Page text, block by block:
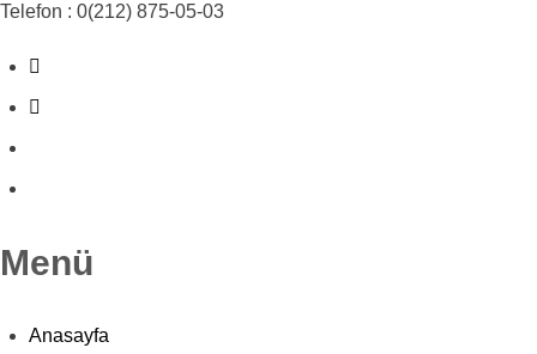
Telefon : 0(212) 875-05-03
Menü
Anasayfa